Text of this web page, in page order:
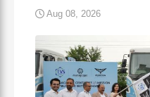
Aug 08, 2026